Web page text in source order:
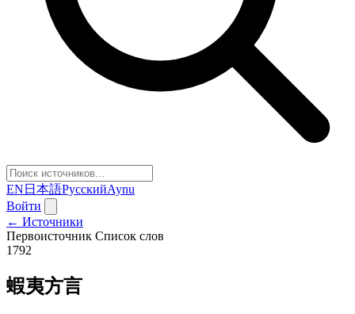
EN 日本語РусскийAynu
Войти
← Источники
Первоисточник Список слов
1792
蝦夷方言